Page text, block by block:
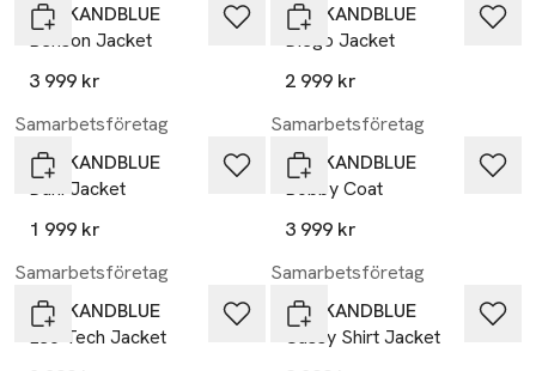
ROCKANDBLUE
Benson Jacket
3 999 kr
ROCKANDBLUE
Diego Jacket
2 999 kr
Samarbetsföretag
ROCKANDBLUE
Dani Jacket
1 999 kr
Samarbetsföretag
ROCKANDBLUE
Bobby Coat
3 999 kr
Samarbetsföretag
ROCKANDBLUE
Leo Tech Jacket
Samarbetsföretag
ROCKANDBLUE
Cassy Shirt Jacket